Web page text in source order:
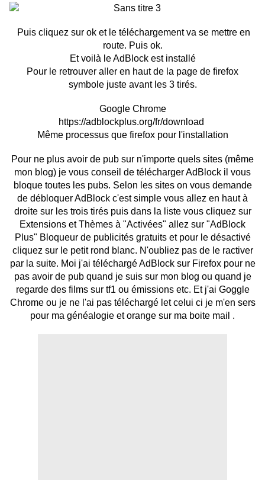
Puis cliquez sur ok et le téléchargement va se mettre en
route. Puis ok.
Et voilà le AdBlock est installé
Pour le retrouver aller en haut de la page de firefox
symbole juste avant les 3 tirés.
Google Chrome
https://adblockplus.org/fr/download
Même processus que firefox pour l'installation
Pour ne plus avoir de pub sur n'importe quels sites (même
mon blog) je vous conseil de télécharger AdBlock il vous
bloque toutes les pubs. Selon les sites on vous demande
de débloquer AdBlock c'est simple vous allez en haut à
droite sur les trois tirés puis dans la liste vous cliquez sur
Extensions et Thèmes à "Activées" allez sur "AdBlock
Plus" Bloqueur de publicités gratuits et pour le désactivé
cliquez sur le petit rond blanc. N'oubliez pas de le ractiver
par la suite. Moi j'ai téléchargé AdBlock sur Firefox pour ne
pas avoir de pub quand je suis sur mon blog ou quand je
regarde des films sur tf1 ou émissions etc. Et j'ai Goggle
Chrome ou je ne l'ai pas téléchargé let celui ci je m'en sers
pour ma généalogie et orange sur ma boite mail .